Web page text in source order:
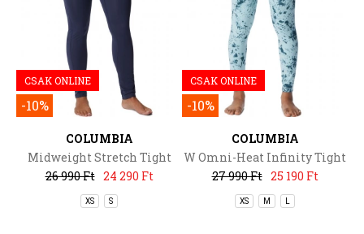
CSAK ONLINE
-10%
COLUMBIA
Midweight Stretch Tight
26 990 Ft 24 290 Ft
XS S
CSAK ONLINE
-10%
COLUMBIA
W Omni-Heat Infinity Tight
27 990 Ft 25 190 Ft
XS M